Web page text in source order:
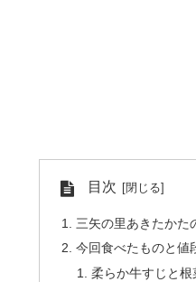
目次
三矢の里あきたかた
今回食べたものと値
柔らか牛すじと